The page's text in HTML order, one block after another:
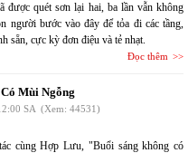
được quét sơn lại hai, ba lần vẫn không
người bước vào đây để tỏa đi các tầng,
sẵn, cực kỳ đơn điệu và tẻ nhạt.
Đọc thêm
Mùi Ngỗng
SA (Xem: 44531)
cùng Hợp Lưu, "Buổi sáng không có